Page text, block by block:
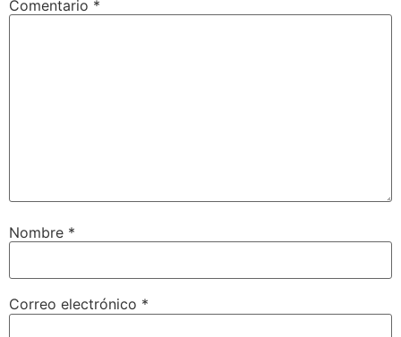
Comentario *
Nombre *
Correo electrónico *